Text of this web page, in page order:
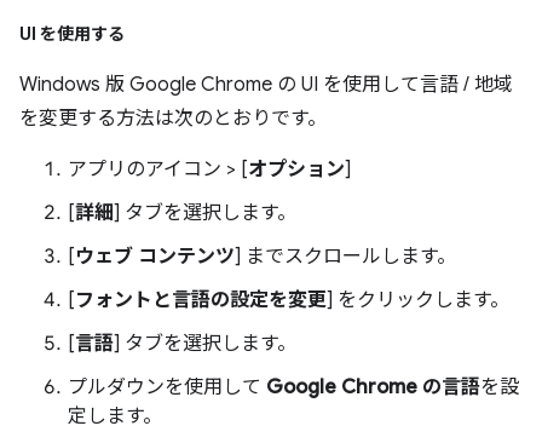
UI を使用する
Windows 版 Google Chrome の UI を使用して言語 / 地域
を変更する方法は次のとおりです。
アプリのアイコン > [オプション]
[詳細] タブを選択します。
[ウェブ コンテンツ] までスクロールします。
[フォントと言語の設定を変更] をクリックします。
[言語] タブを選択します。
プルダウンを使用して Google Chrome の言語を設
定します。